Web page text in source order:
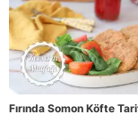
Fırında Somon Köfte